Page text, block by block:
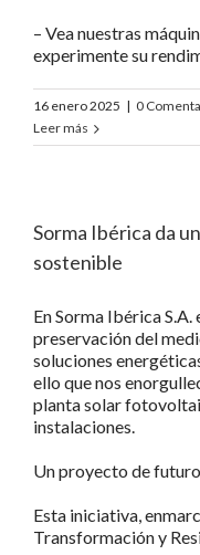
– Vea nuestras
experimente su
16 enero 2025 | 0
Leer más
Sorma Ibérica da
sostenible
En Sorma Ibérica
preservación del
soluciones
ello que nos
planta solar
instalaciones.
Un proyecto de futuro
Esta iniciativa,
Transformación y